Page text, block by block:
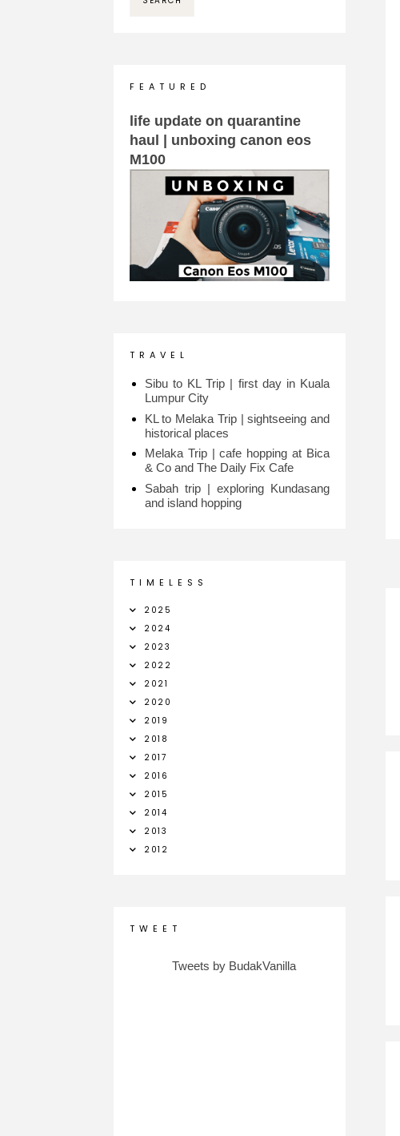
F E A T U R E D
life update on quarantine
haul | unboxing canon eos
M100
T R A V E L
Sibu to KL Trip | first day in Kuala
Lumpur City
KL to Melaka Trip | sightseeing and
historical places
Melaka Trip | cafe hopping at Bica
& Co and The Daily Fix Cafe
Sabah trip | exploring Kundasang
and island hopping
T I M E L E S S
2025
2024
2023
2022
2021
2020
2019
2018
2017
2016
2015
2014
2013
2012
T W E E T
Tweets by BudakVanilla